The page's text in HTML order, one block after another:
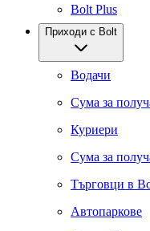
Bolt Plus
Приходи с Bolt
Водачи
Сума за
Куриери
Сума за
Търговци в
Автопаркове